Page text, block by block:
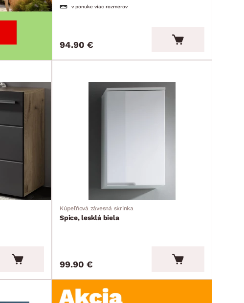
v ponuke viac rozmerov
94.90 €
Kúpeľňová závesná skrinka
Spice, lesklá biela
99.90 €